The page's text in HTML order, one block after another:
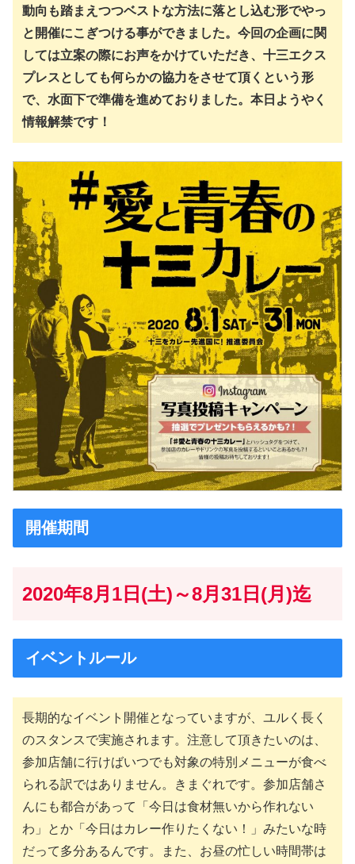
動向も踏まえつつベストな方法に落とし込む形でやっ
と開催にこぎつける事ができました。今回の企画に関
しては立案の際にお声をかけていただき、十三エクス
プレスとしても何らかの協力をさせて頂くという形
で、水面下で準備を進めておりました。本日ようやく
情報解禁です！
開催期間
2020年8月1日(土)～8月31日(月)迄
イベントルール
長期的なイベント開催となっていますが、ユルく長く
のスタンスで実施されます。注意して頂きたいのは、
参加店舗に行けばいつでも対象の特別メニューが食べ
られる訳ではありません。きまぐれです。参加店舗さ
んにも都合があって「今日は食材無いから作れない
わ」とか「今日はカレー作りたくない！」みたいな時
だって多分あるんです。また、お昼の忙しい時間帯は